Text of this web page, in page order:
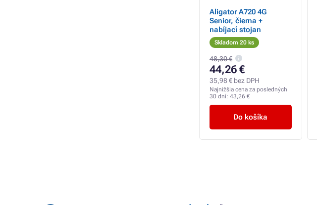
Aligator A720 4G
Senior, čierna +
nabíjací stojan
Skladom 20 ks
48,30 €
44,26 €
35,98 € bez DPH
Najnižšia cena za posledných
30 dní: 43,26 €
Do košíka